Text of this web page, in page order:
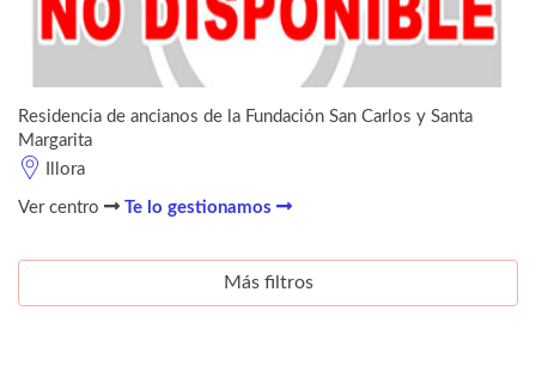
Residencia de ancianos de la Fundación San Carlos y Santa
Margarita
Illora
Ver centro Te lo gestionamos
Más filtros